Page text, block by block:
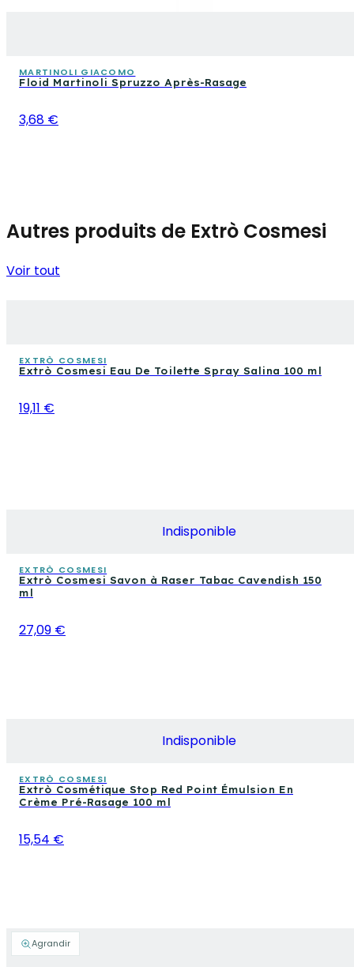
Agrandir
MARTINOLI GIACOMO
Floid Martinoli Spruzzo Après-Rasage
3,68 €
Autres produits de Extrò Cosmesi
Voir tout
EXTRÒ COSMESI
Extrò Cosmesi Eau De Toilette Spray Salina 100 ml
19,11 €
Indisponible
EXTRÒ COSMESI
Extrò Cosmesi Savon à Raser Tabac Cavendish 150
ml
27,09 €
Indisponible
EXTRÒ COSMESI
Extrò Cosmétique Stop Red Point Émulsion En
Crème Pré-Rasage 100 ml
15,54 €